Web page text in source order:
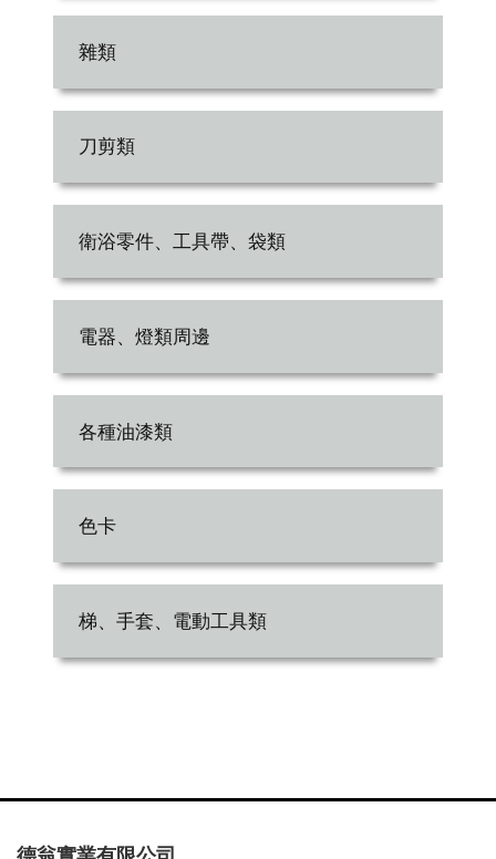
雜類
刀剪類
衛浴零件、工具帶、袋類
電器、燈類周邊
各種油漆類
色卡
梯、手套、電動工具類